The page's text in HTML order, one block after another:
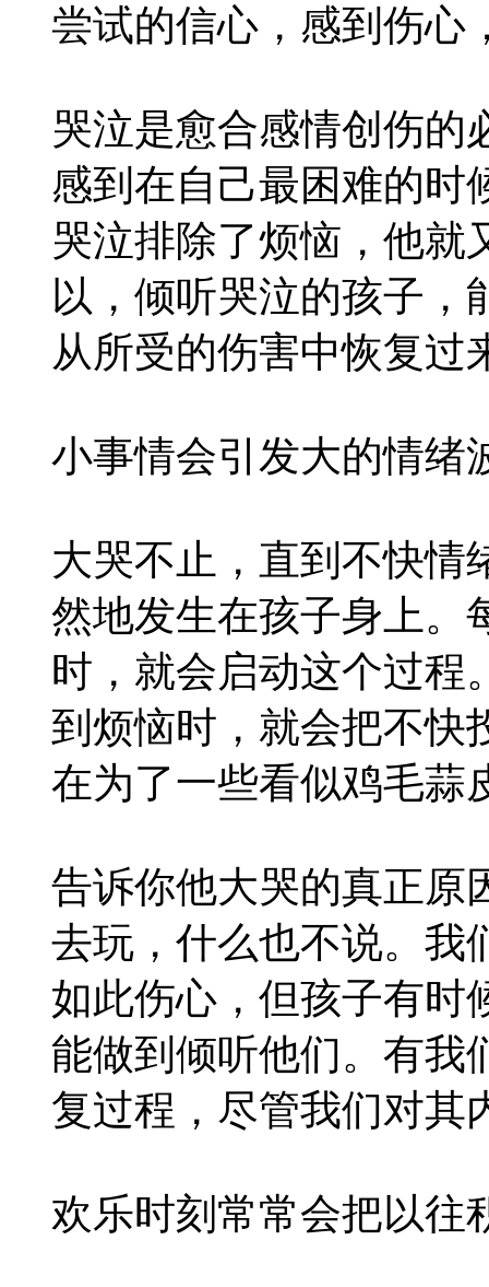
尝试的信心，感到伤心
哭泣是愈合感情创伤的
感到在自己最困难的时
哭泣排除了烦恼，他就
以，倾听哭泣的孩子，
从所受的伤害中恢复过
小事情会引发大的情绪
大哭不止，直到不快
然地发生在孩子身上。
时，就会启动这个过程
到烦恼时，就会把不快
在为了一些看似鸡毛蒜
告诉你他大哭的真正原
去玩，什么也不说。我
如此伤心，但孩子有时
能做到倾听他们。有我
复过程，尽管我们对其
欢乐时刻常常会把以往